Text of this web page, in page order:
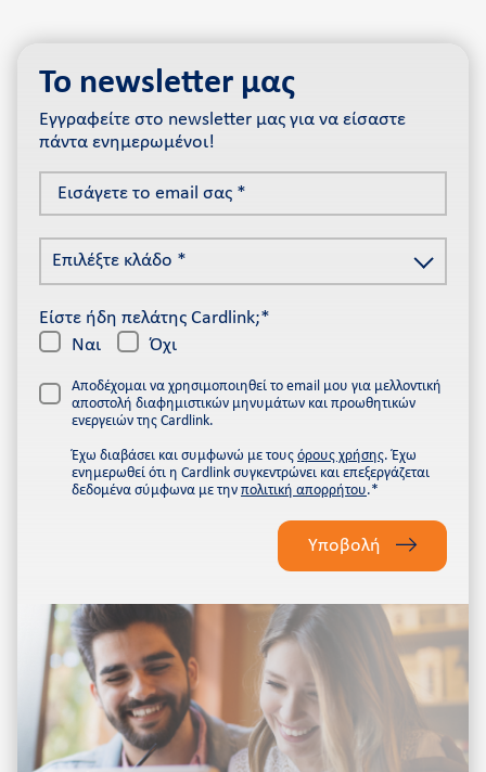
Το newsletter μας
Εγγραφείτε στο newsletter μας για να είσαστε
πάντα ενημερωμένοι!
Εισάγετε
σας
κλάδο
Επιλέξτε κλάδο *
Είστε ήδη πελάτης Cardlink;*
Ναι
Όχι
Αποδέχομαι να χρησιμοποιηθεί το email μου για μελλοντική
αποστολή διαφημιστικών μηνυμάτων και προωθητικών
ενεργειών της Cardlink.
Έχω διαβάσει και συμφωνώ με τους όρους χρήσης. Έχω
ενημερωθεί ότι η Cardlink συγκεντρώνει και επεξεργάζεται
δεδομένα σύμφωνα με την πολιτική απορρήτου.*
empty.
Υποβολή